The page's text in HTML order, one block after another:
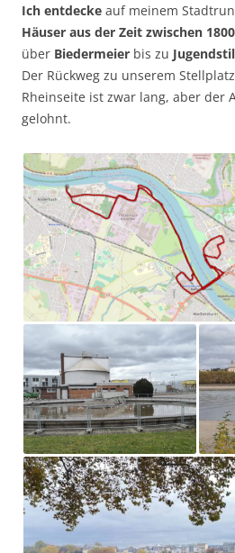
Ich entdecke auf meinem
Häuser aus der Zeit zwischen
über Biedermeier bis zu Jugendstil
Der Rückweg zu unserem
Rheinseite ist zwar lang, aber der
gelohnt.